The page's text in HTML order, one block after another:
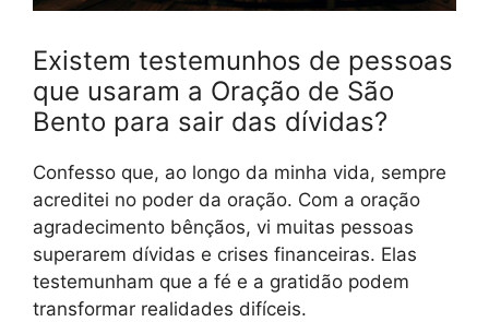
Existem testemunhos de pessoas
que usaram a Oração de São
Bento para sair das dívidas?
Confesso que, ao longo da minha vida, sempre
acreditei no poder da oração. Com a oração
agradecimento bênçãos, vi muitas pessoas
superarem dívidas e crises financeiras. Elas
testemunham que a fé e a gratidão podem
transformar realidades difíceis.